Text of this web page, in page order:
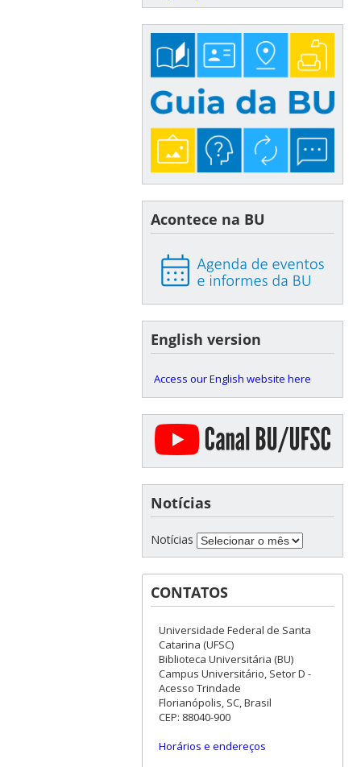
Acontece na BU
English version
Access our English website here
Notícias
Notícias
CONTATOS
Universidade Federal de Santa
Catarina (UFSC)
Biblioteca Universitária (BU)
Campus Universitário, Setor D -
Acesso Trindade
Florianópolis, SC, Brasil
CEP: 88040-900
Horários e endereços